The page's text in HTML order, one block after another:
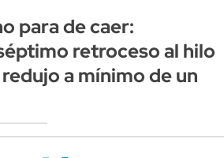
para de caer:
retroceso al hilo
a mínimo de un